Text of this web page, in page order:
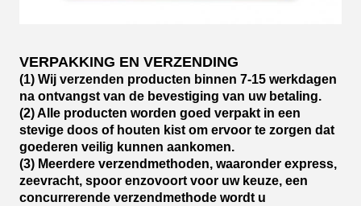
VERPAKKING EN VERZENDING
(1) Wij verzenden producten binnen 7-15 werkdagen
na ontvangst van de bevestiging van uw betaling.
(2) Alle producten worden goed verpakt in een
stevige doos of houten kist om ervoor te zorgen dat
goederen veilig kunnen aankomen.
(3) Meerdere verzendmethoden, waaronder express,
zeevracht, spoor enzovoort voor uw keuze, een
concurrerende verzendmethode wordt u